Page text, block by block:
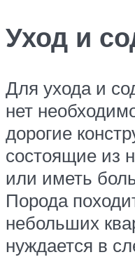
Уход и
Для ухода и
нет
дорогие
состоящие из
или иметь
Порода
небольших
нуждается в